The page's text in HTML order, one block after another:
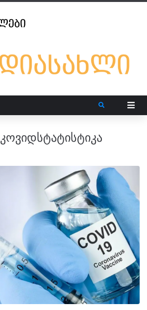
კოვიდსტატისტიკა